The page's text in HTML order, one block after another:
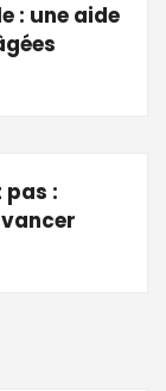
: une aide
pas :